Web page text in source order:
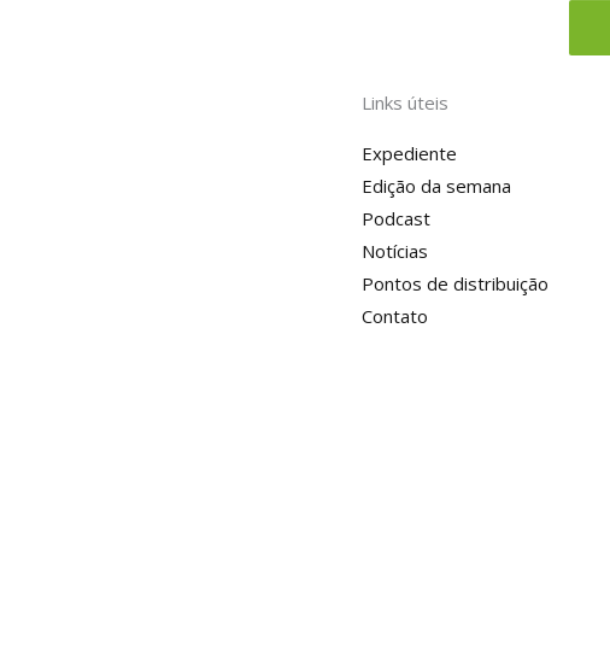
Links úteis
Expediente
Edição da semana
Podcast
Notícias
Pontos de distribuição
Contato